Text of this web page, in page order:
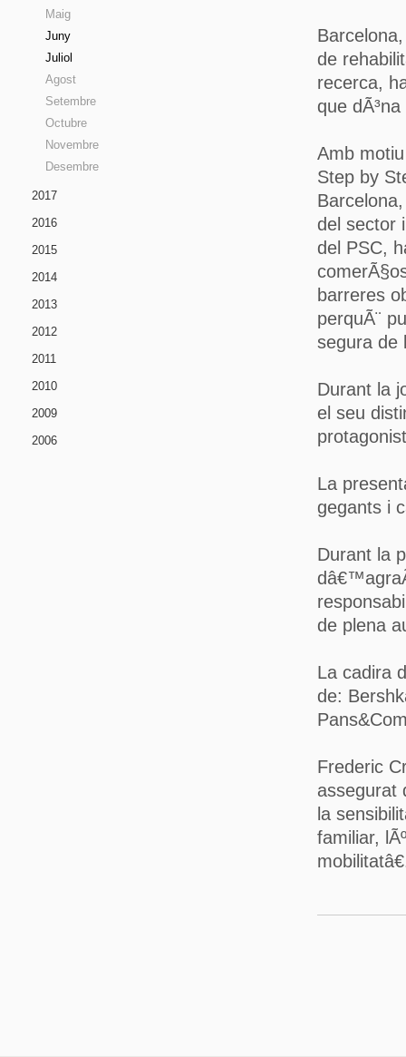
Maig
Juny
Juliol
Agost
Setembre
Octubre
Novembre
Desembre
2017
2016
2015
2014
2013
2012
2011
2010
2009
2006
de
recerca,
que
Amb
Step by
del sector
del PSC,
barreres
perquÃ¨
segura de
Durant la
el seu
La
gegants i
Durant la
de plena
La cadira
de:
Frederic
la
familiar,